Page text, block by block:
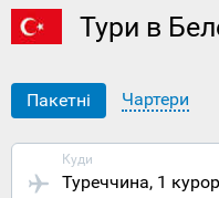
Тури в
Пакетні Чартери
Куди
Туреччина, 1